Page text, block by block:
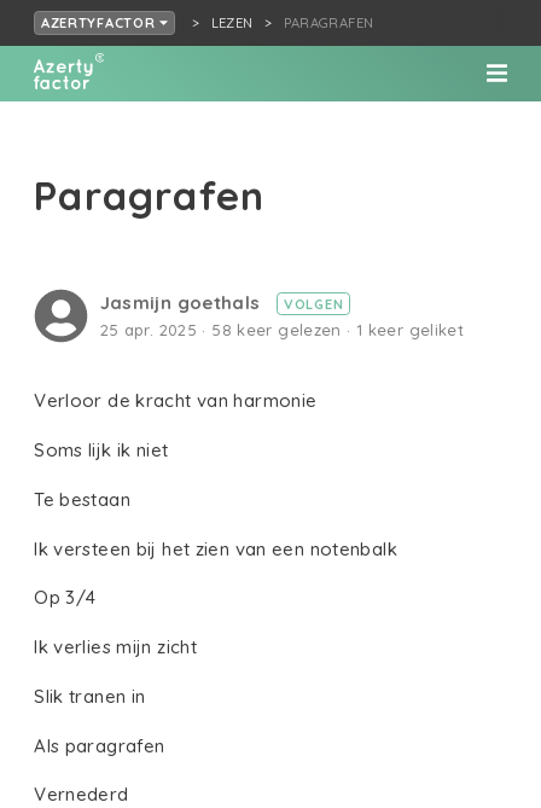
AZERTYFACTOR LEZEN PARAGRAFEN
Paragrafen
Jasmijn goethals VOLGEN
25 apr. 2025 · 58 keer gelezen · 1 keer geliket
Verloor de kracht van harmonie
Soms lijk ik niet
Te bestaan
Ik versteen bij het zien van een notenbalk
Op 3/4
Ik verlies mijn zicht
Slik tranen in
Als paragrafen
Vernederd